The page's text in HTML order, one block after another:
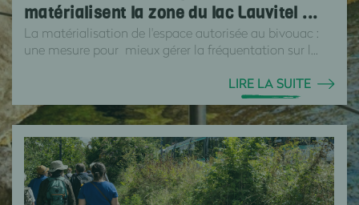
matérialisent la zone du lac Lauvitel ...
La matérialisation de l'espace autorisée au bivouac :
une mesure pour mieux gérer la fréquentation sur l...
LIRE LA SUITE